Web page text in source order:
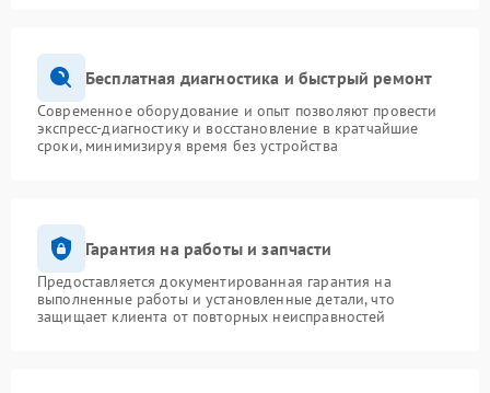
Бесплатная диагностика и быстрый ремонт
Современное оборудование и опыт позволяют провести
экспресс-диагностику и восстановление в кратчайшие
сроки, минимизируя время без устройства
Гарантия на работы и запчасти
Предоставляется документированная гарантия на
выполненные работы и установленные детали, что
защищает клиента от повторных неисправностей